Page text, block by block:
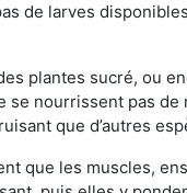
de larves
plantes sucré, ou
nourrissent pas
que d’autres
que les muscles,